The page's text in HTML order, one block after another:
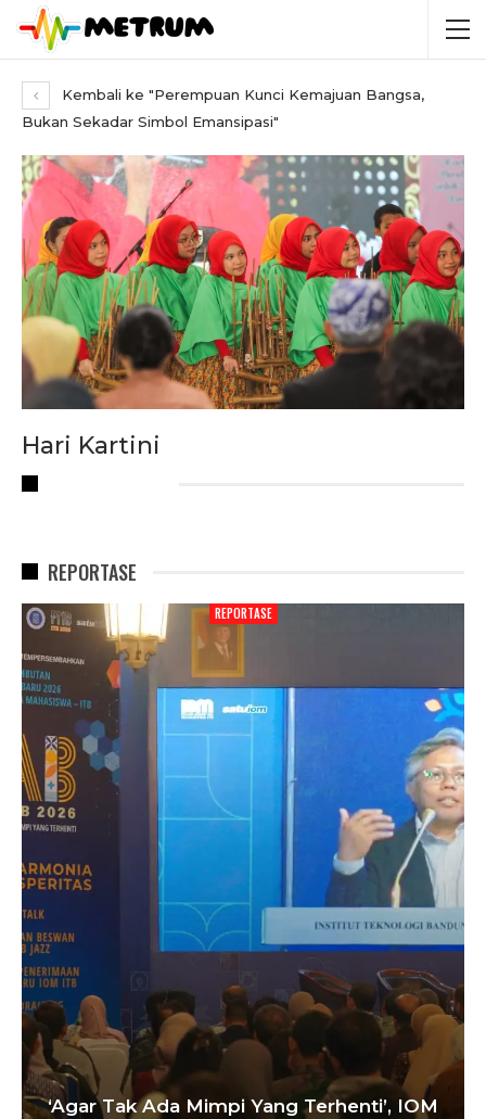
Kembali ke "Perempuan Kunci Kemajuan Bangsa,
Bukan Sekadar Simbol Emansipasi"
Hari Kartini
REPORTASE
REPORTASE
‘Agar Tak Ada Mimpi Yang Terhenti’, IOM